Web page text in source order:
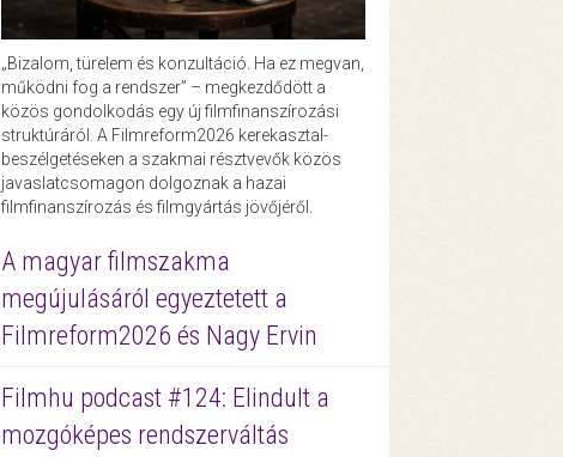
„Bizalom, türelem és konzultáció. Ha ez megvan,
működni fog a rendszer” – megkezdődött a
közös gondolkodás egy új filmfinanszírozási
struktúráról. A Filmreform2026 kerekasztal-
beszélgetéseken a szakmai résztvevők közös
javaslatcsomagon dolgoznak a hazai
filmfinanszírozás és filmgyártás jövőjéről.
A magyar filmszakma
megújulásáról egyeztetett a
Filmreform2026 és Nagy Ervin
Filmhu podcast #124: Elindult a
mozgóképes rendszerváltás